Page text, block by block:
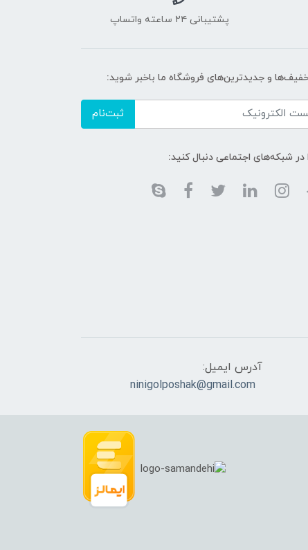
پشتیبانی ۲۴ ساعته واتساپ
و جدیدترین‌های فروشگاه ما باخبر شوید:
ثبت‌نام
در شبکه‌های اجتماعی دنبال کنید:
آدرس ایمیل:
ninigolposhak@gmail.com